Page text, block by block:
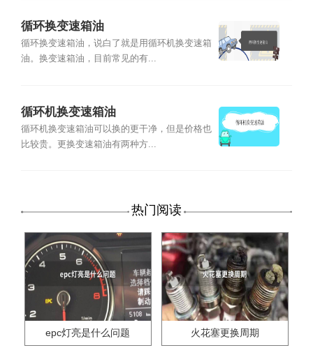
循环换变速箱油
循环换变速箱油，说白了就是用循环机换变速箱
油。换变速箱油，目前常见的有...
循环机换变速箱油
循环机换变速箱油可以换的更干净，但是价格也
比较贵。更换变速箱油有两种方...
热门阅读
epc灯亮是什么问题 火花塞更换周期